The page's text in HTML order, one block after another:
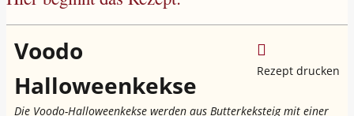
Rezept drucken
Voodo
Halloweenkekse
Die Voodo-Halloweenkekse werden aus Butterkeksteig mit einer